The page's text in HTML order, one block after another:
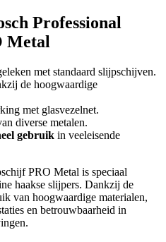
Professional
Metal
met standaard slijpschijven.
de hoogwaardige
met glasvezelnet.
diverse metalen.
gebruik in veeleisende
PRO Metal is speciaal
haakse slijpers. Dankzij de
van hoogwaardige materialen,
en betrouwbaarheid in